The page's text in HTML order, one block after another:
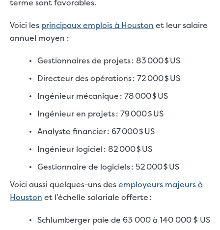
terme sont favorables.
Voici les principaux emplois à Houston et leur salaire
annuel moyen :
Gestionnaires de projets : 83 000 $ US
Directeur des opérations : 72 000 $ US
Ingénieur mécanique : 78 000 $ US
Ingénieur en projets : 79 000 $ US
Analyste financier : 67 000 $ US
Ingénieur logiciel : 82 000 $ US
Gestionnaire de logiciels : 52 000 $ US
Voici aussi quelques-uns desemployeurs majeurs à
Houston et l’échelle salariale offerte :
Schlumberger paie de 63 000 à 140 000 $ US